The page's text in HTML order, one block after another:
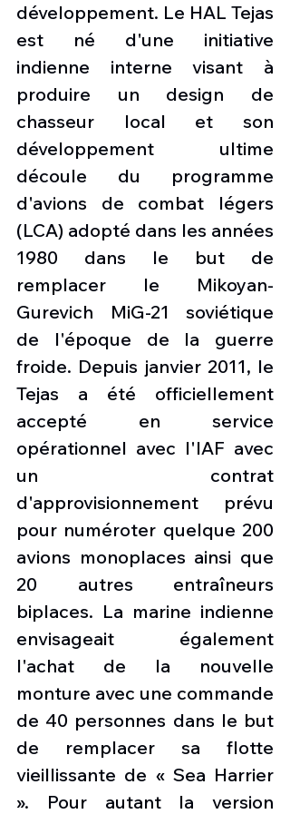
développement. Le HAL Tejas
est né d'une initiative
indienne interne visant à
produire un design de
chasseur local et son
développement ultime
découle du programme
d'avions de combat légers
(LCA) adopté dans les années
1980 dans le but de
remplacer le Mikoyan-
Gurevich MiG-21 soviétique
de l'époque de la guerre
froide. Depuis janvier 2011, le
Tejas a été officiellement
accepté en service
opérationnel avec l'IAF avec
un contrat
d'approvisionnement prévu
pour numéroter quelque 200
avions monoplaces ainsi que
20 autres entraîneurs
biplaces. La marine indienne
envisageait également
l'achat de la nouvelle
monture avec une commande
de 40 personnes dans le but
de remplacer sa flotte
vieillissante de « Sea Harrier
». Pour autant la version